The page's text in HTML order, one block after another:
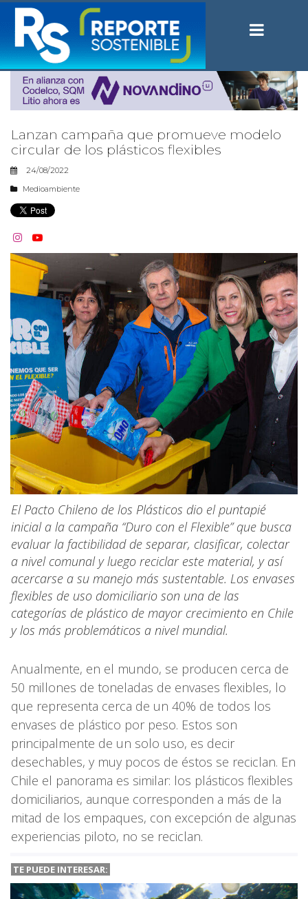
Lanzan campaña que promueve modelo
circular de los plásticos flexibles
24/08/2022
Medioambiente
 
El Pacto Chileno de los Plásticos dio el puntapié
inicial a la campaña “Duro con el Flexible” que busca
evaluar la factibilidad de separar, clasificar, colectar
a nivel comunal y luego reciclar este material, y así
acercarse a su manejo más sustentable. Los envases
flexibles de uso domiciliario son una de las
categorías de plástico de mayor crecimiento en Chile
y los más problemáticos a nivel mundial.
Anualmente, en el mundo, se producen cerca de
50 millones de toneladas de envases flexibles, lo
que representa cerca de un 40% de todos los
envases de plástico por peso. Estos son
principalmente de un solo uso, es decir
desechables, y muy pocos de éstos se reciclan. En
Chile el panorama es similar: los plásticos flexibles
domiciliarios, aunque corresponden a más de la
mitad de los empaques, con excepción de algunas
experiencias piloto, no se reciclan.
TE PUEDE INTERESAR: